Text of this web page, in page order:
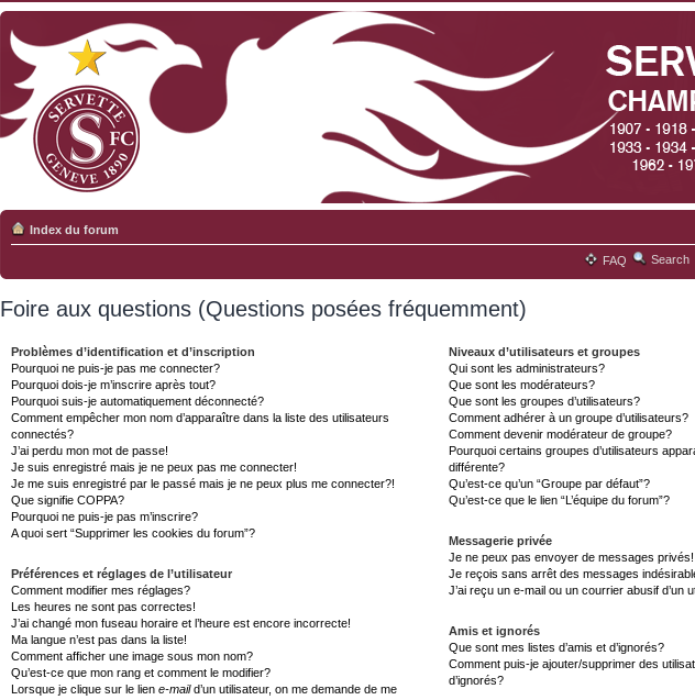
Index du forum
FAQ Search
Foire aux questions (Questions posées fréquemment)
Problèmes d’identification et d’inscription
Pourquoi ne puis-je pas me connecter?
Pourquoi dois-je m’inscrire après tout?
Pourquoi suis-je automatiquement déconnecté?
Comment empêcher mon nom d’apparaître dans la liste des utilisateurs
connectés?
J’ai perdu mon mot de passe!
Je suis enregistré mais je ne peux pas me connecter!
Je me suis enregistré par le passé mais je ne peux plus me connecter?!
Que signifie COPPA?
Pourquoi ne puis-je pas m’inscrire?
A quoi sert “Supprimer les cookies du forum”?
Préférences et réglages de l’utilisateur
Comment modifier mes réglages?
Les heures ne sont pas correctes!
J’ai changé mon fuseau horaire et l’heure est encore incorrecte!
Ma langue n’est pas dans la liste!
Comment afficher une image sous mon nom?
Qu’est-ce que mon rang et comment le modifier?
Lorsque je clique sur le lien e-maild’un utilisateur, on me demande de me
Niveaux d’utilisateurs et groupes
Qui sont les administrateurs?
Que sont les modérateurs?
Que sont les groupes d’utilisateurs?
Comment adhérer à un groupe d’utilisateurs?
Comment devenir modérateur de groupe?
Pourquoi certains groupes d’utilisateurs
différente?
Qu’est-ce qu’un “Groupe par défaut”?
Qu’est-ce que le lien “L’équipe du forum”?
Messagerie privée
Je ne peux pas envoyer de messages privés!
Je reçois sans arrêt des messages
J’ai reçu un e-mail ou un courrier abusif d’un
Amis et ignorés
Que sont mes listes d’amis et d’ignorés?
Comment puis-je ajouter/supprimer des
d’ignorés?